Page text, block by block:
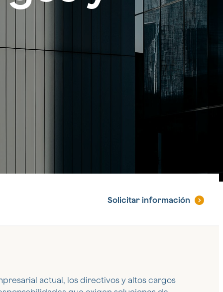
Solicitar información
actual, los directivos y altos cargos